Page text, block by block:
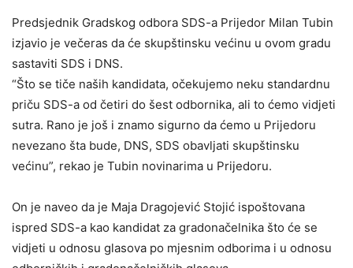
Predsjednik Gradskog odbora SDS-a Prijedor Milan Tubin
izjavio je večeras da će skupštinsku većinu u ovom gradu
sastaviti SDS i DNS.
“Što se tiče naših kandidata, očekujemo neku standardnu
priču SDS-a od četiri do šest odbornika, ali to ćemo vidjeti
sutra. Rano je još i znamo sigurno da ćemo u Prijedoru
nevezano šta bude, DNS, SDS obavljati skupštinsku
većinu”, rekao je Tubin novinarima u Prijedoru.
On je naveo da je Maja Dragojević Stojić ispoštovana
ispred SDS-a kao kandidat za gradonačelnika što će se
vidjeti u odnosu glasova po mjesnim odborima i u odnosu